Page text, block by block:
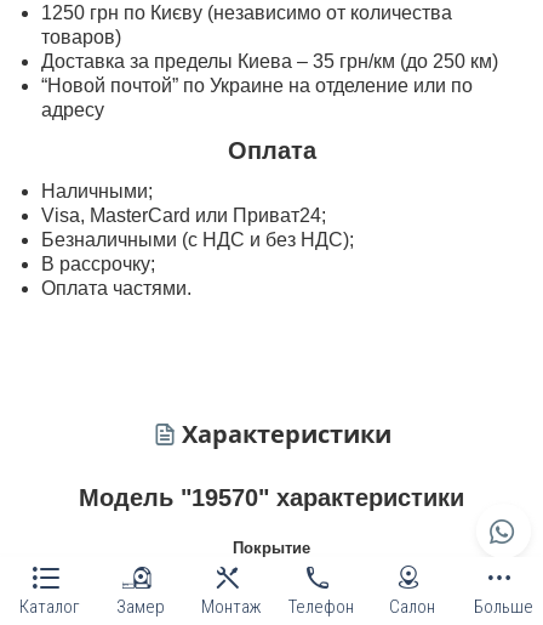
Каталог Замер Монтаж Телефон Салон Больше
1250 грн по Києву (независимо от количества
товаров)
Доставка за пределы Киева – 35 грн/км (до 250 км)
“Новой почтой” по Украине на отделение или по
адресу
Оплата
Наличными;
Visa, MasterСard или Приват24;
Безналичными (с НДС и без НДС);
В рассрочку;
Оплата частями.
Характеристики
Модель "19570" характеристики
Покрытие
шпонированные